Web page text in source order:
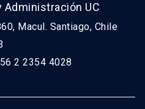
Administración UC
Macul. Santiago, Chile
2 2354 4028